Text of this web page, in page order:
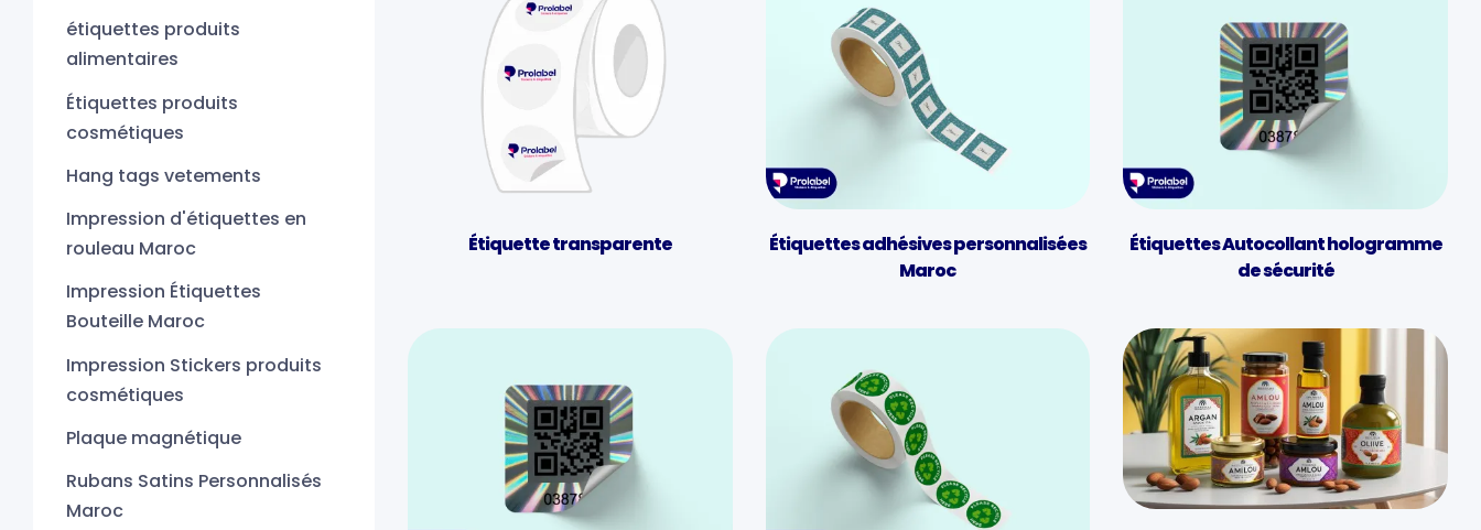
Étiquette transparente
Étiquettes adhésives personnalisées
Maroc
Étiquettes Autocollant hologramme
de sécurité
étiquettes produits
alimentaires
Étiquettes produits
cosmétiques
Hang tags vetements
Impression d'étiquettes en
rouleau Maroc
Impression Étiquettes
Bouteille Maroc
Impression Stickers produits
cosmétiques
Plaque magnétique
Rubans Satins Personnalisés
Maroc